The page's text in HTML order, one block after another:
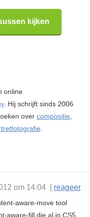
kijken
online
. Hij schrijft sinds 2006
over compositie,
.
om 14:04 | reageer
aware-move tool
aware-fill die al in CS5